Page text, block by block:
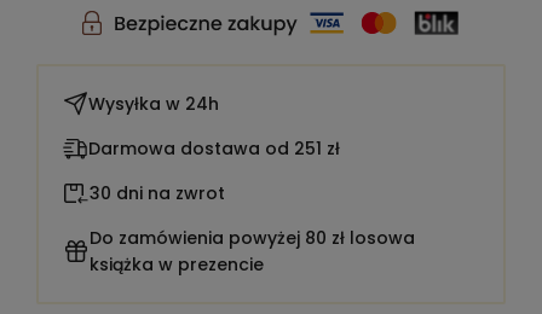
Wysyłka w 24h
Darmowa dostawa od 251 zł
30 dni na zwrot
Do zamówienia powyżej 80 zł losowa
książka w prezencie